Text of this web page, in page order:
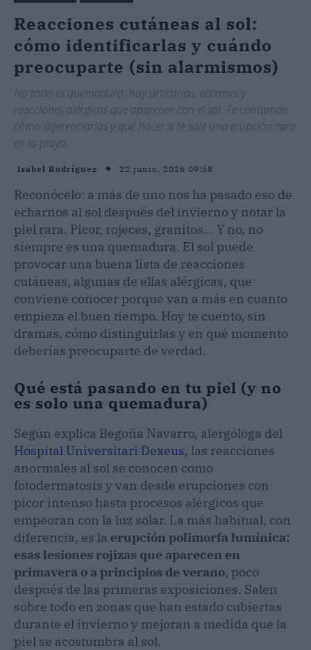
Reacciones cutáneas al sol:
cómo identificarlas y cuándo
preocuparte (sin alarmismos)
No todo es quemadura: hay urticarias, eccemes y
reacciones alérgicas que aparecen con el sol. Te contamos
cómo diferenciarlas y qué hacer si te sale una erupción rara
en la playa.
Isabel Rodríguez 22 junio, 2026 09:58
Reconócelo: a más de uno nos ha pasado eso de
echarnos al sol después del invierno y notar la
piel rara. Picor, rojeces, granitos... Y no, no
siempre es una quemadura. El sol puede
provocar una buena lista de reacciones
cutáneas, algunas de ellas alérgicas, que
conviene conocer porque van a más en cuanto
empieza el buen tiempo. Hoy te cuento, sin
dramas, cómo distinguirlas y en qué momento
deberías preocuparte de verdad.
Qué está pasando en tu piel (y no
es solo una quemadura)
Según explica Begoña Navarro, alergóloga del
Hospital Universitari Dexeus, las reacciones
anormales al sol se conocen como
fotodermatosis y van desde erupciones con
picor intenso hasta procesos alérgicos que
empeoran con la luz solar. La más habitual, con
diferencia, es la erupción polimorfa lumínica:
esas lesiones rojizas que aparecen en
primavera o a principios de verano, poco
después de las primeras exposiciones. Salen
sobre todo en zonas que han estado cubiertas
durante el invierno y mejoran a medida que la
piel se acostumbra al sol.